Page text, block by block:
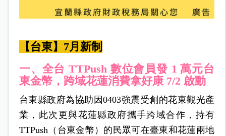
【台東】7月新制
一、全台 TTPush 數位會員發 1 萬元台
東金幣，跨域花蓮消費拿好康 7/2 啟動
台東縣政府為協助因0403強震受創的花東觀光產
業，此次更與花蓮縣政府攜手跨域合作，持有
TTPush（台東金幣）的民眾可在臺東和花蓮兩地